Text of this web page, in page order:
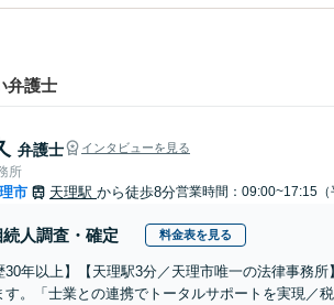
弁護士
弁護士 インタビューを見る
所
市 天理駅 から徒歩8分営業時間：09:00~17:15（
続人調査・確定 料金表を見る
30年以上】【天理駅3分／天理市唯一の法律事務
す。「士業との連携でトータルサポートを実現／